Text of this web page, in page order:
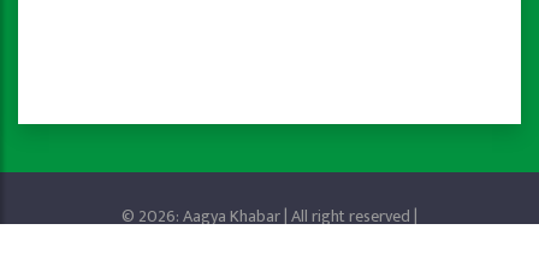
© 2026: Aagya Khabar | All right reserved |